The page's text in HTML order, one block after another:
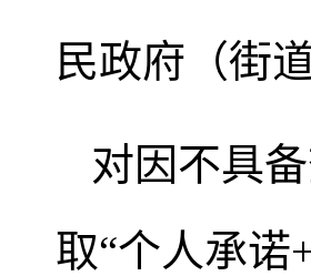
民政府（街
对因不具
取“个人承诺